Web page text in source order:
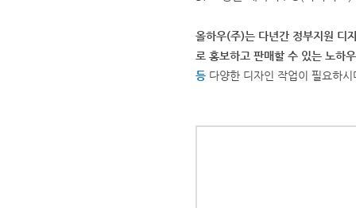
올하우(주)는 다년간 정부지원 디
로 홍보하고 판매할 수 있는 노하
등 다양한 디자인 작업이 필요하